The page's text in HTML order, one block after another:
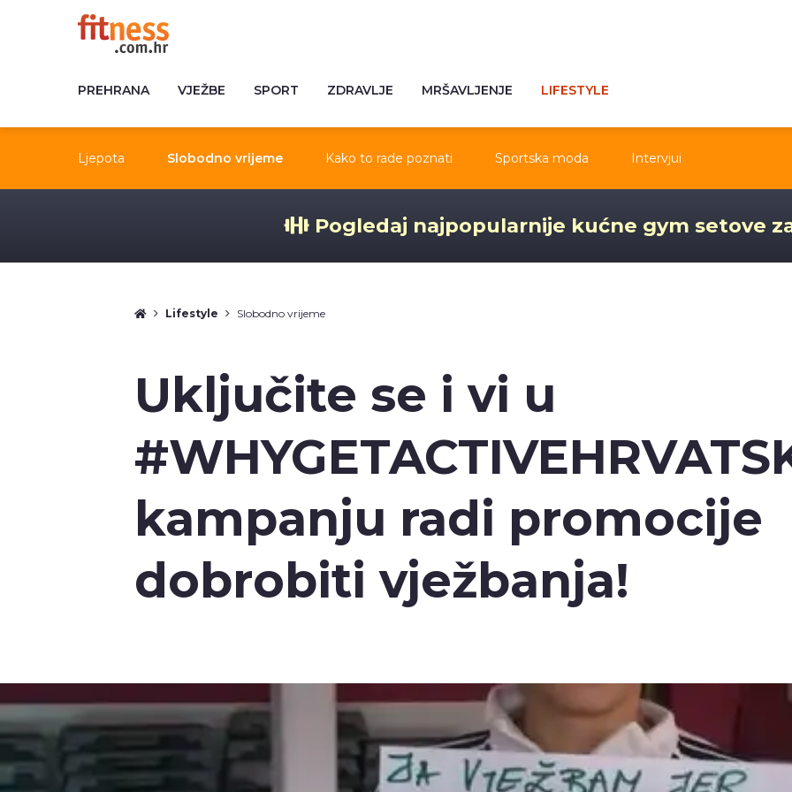
PREHRANA VJEŽBE SPORT ZDRAVLJE MRŠAVLJENJE LIFESTYLE
Ljepota Slobodno vrijeme Kako to rade poznati Sportska moda Intervjui
Pogledaj najpopularnije kućne gym setove
Lifestyle Slobodno vrijeme
Uključite se i vi u
kampanju radi promocije
dobrobiti vježbanja!